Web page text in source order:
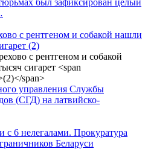
был зафиксирован целый
с рентгеном и собакой нашли
(2)
управления Службы
(СГД) на латвийско-
6 нелегалами. Прокуратура
Беларуси